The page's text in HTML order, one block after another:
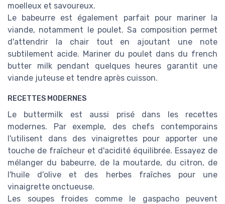
moelleux et savoureux.
Le babeurre est également parfait pour mariner la
viande, notamment le poulet. Sa composition permet
d'attendrir la chair tout en ajoutant une note
subtilement acide. Mariner du poulet dans du french
butter milk pendant quelques heures garantit une
viande juteuse et tendre après cuisson.
RECETTES MODERNES
Le buttermilk est aussi prisé dans les recettes
modernes. Par exemple, des chefs contemporains
l'utilisent dans des vinaigrettes pour apporter une
touche de fraîcheur et d'acidité équilibrée. Essayez de
mélanger du babeurre, de la moutarde, du citron, de
l'huile d'olive et des herbes fraîches pour une
vinaigrette onctueuse.
Les soupes froides comme le gaspacho peuvent